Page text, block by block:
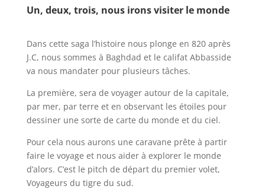
Un, deux, trois, nous irons visiter le monde
Dans cette saga l’histoire nous plonge en 820 après
J.C, nous sommes à Baghdad et le califat Abbasside
va nous mandater pour plusieurs tâches.
La première, sera de voyager autour de la capitale,
par mer, par terre et en observant les étoiles pour
dessiner une sorte de carte du monde et du ciel.
Pour cela nous aurons une caravane prête à partir
faire le voyage et nous aider à explorer le monde
d’alors. C’est le pitch de départ du premier volet,
Voyageurs du tigre du sud.